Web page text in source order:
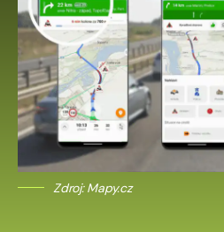
Zdroj: Mapy.cz